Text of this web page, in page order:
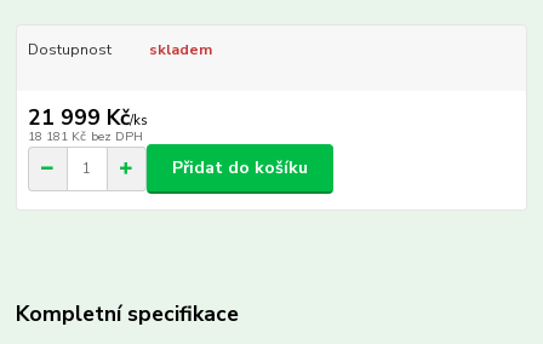
Dostupnost skladem
21 999 Kč/ks
18 181 Kč bez DPH
Přidat do košíku
Kompletní specifikace